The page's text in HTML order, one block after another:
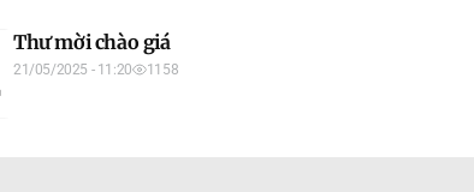
Thư mời chào giá
21/05/2025 - 11:20 1158